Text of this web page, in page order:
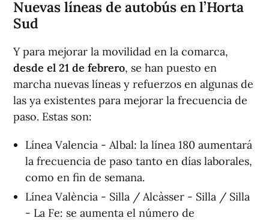
Nuevas líneas de autobús en l’Horta
Sud
Y para mejorar la movilidad en la comarca,
desde el 21 de febrero, se han puesto en
marcha nuevas líneas y refuerzos en algunas de
las ya existentes para mejorar la frecuencia de
paso. Estas son:
Línea Valencia - Albal: la línea 180 aumentará
la frecuencia de paso tanto en días laborales,
como en fin de semana.
Línea València - Silla / Alcàsser - Silla / Silla
- La Fe: se aumenta el número de